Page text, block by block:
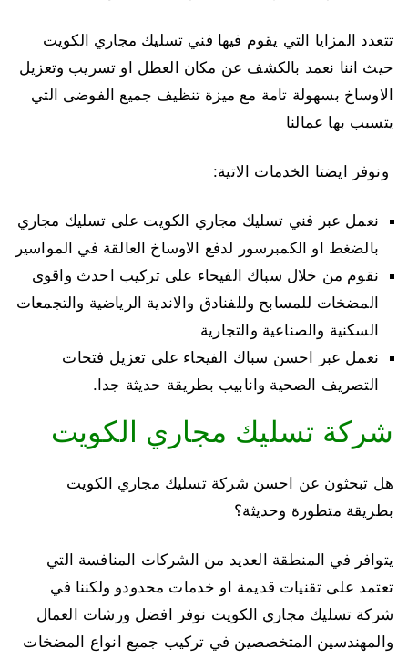
تتعدد المزايا التي يقوم فيها فني تسليك مجاري الكويت
حيث اننا نعمد بالكشف عن مكان العطل او تسريب وتعزيل
الاوساخ بسهولة تامة مع ميزة تنظيف جميع الفوضى التي
يتسبب بها عمالنا
ونوفر ايضتا الخدمات الاتية:
نعمل عبر فني تسليك مجاري الكويت على تسليك مجاري
بالضغط او الكمبرسور لدفع الاوساخ العالقة في المواسير
نقوم من خلال سباك الفيحاء على تركيب احدث واقوى
المضخات للمسابح وللفنادق والاندية الرياضية والتجمعات
السكنية والصناعية والتجارية
نعمل عبر احسن سباك الفيحاء على تعزيل فتحات
التصريف الصحية وانابيب بطريقة حديثة جدا.
شركة تسليك مجاري الكويت
هل تبحثون عن احسن شركة تسليك مجاري الكويت
بطريقة متطورة وحديثة؟
يتوافر في المنطقة العديد من الشركات المنافسة التي
تعتمد على تقنيات قديمة او خدمات محدودو ولكننا في
شركة تسليك مجاري الكويت نوفر افضل ورشات العمال
والمهندسين المتخصصين في تركيب جميع انواع المضخات